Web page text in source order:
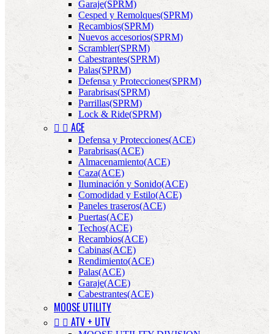
Garaje(SPRM)
Cesped y Remolques(SPRM)
Recambios(SPRM)
Nuevos accesorios(SPRM)
Scrambler(SPRM)
Cabestrantes(SPRM)
Palas(SPRM)
Defensa y Protecciones(SPRM)
Parabrisas(SPRM)
Parrillas(SPRM)
Lock & Ride(SPRM)
  ACE
Defensa y Protecciones(ACE)
Parabrisas(ACE)
Almacenamiento(ACE)
Caza(ACE)
Iluminación y Sonido(ACE)
Comodidad y Estilo(ACE)
Paneles traseros(ACE)
Puertas(ACE)
Techos(ACE)
Recambios(ACE)
Cabinas(ACE)
Rendimiento(ACE)
Palas(ACE)
Garaje(ACE)
Cabestrantes(ACE)
MOOSE UTILITY
  ATV + UTV